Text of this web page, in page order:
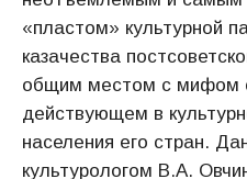
«пластом» культурной
казачества
общим местом с мифом
действующем в
населения его стран.
культурологом В.А.